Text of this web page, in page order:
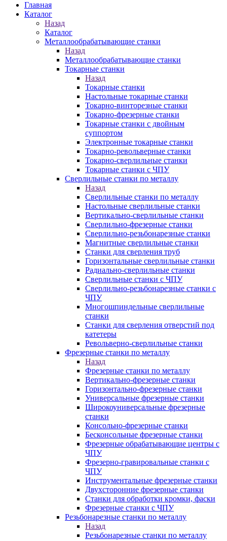
Главная
Каталог
Назад
Каталог
Металлообрабатывающие станки
Назад
Металлообрабатывающие станки
Токарные станки
Назад
Токарные станки
Настольные токарные станки
Токарно-винторезные станки
Токарно-фрезерные станки
Токарные станки с двойным
суппортом
Электронные токарные станки
Токарно-револьверные станки
Токарно-сверлильные станки
Токарные станки с ЧПУ
Сверлильные станки по металлу
Назад
Сверлильные станки по металлу
Настольные сверлильные станки
Вертикально-сверлильные станки
Сверлильно-фрезерные станки
Сверлильно-резьбонарезные станки
Магнитные сверлильные станки
Станки для сверления труб
Горизонтальные сверлильные станки
Радиально-сверлильные станки
Сверлильные станки с ЧПУ
Сверлильно-резьбонарезные станки с
ЧПУ
Многошпиндельные сверлильные
станки
Станки для сверления отверстий под
катетеры
Револьверно-сверлильные станки
Фрезерные станки по металлу
Назад
Фрезерные станки по металлу
Вертикально-фрезерные станки
Горизонтально-фрезерные станки
Универсальные фрезерные станки
Широкоуниверсальные фрезерные
станки
Консольно-фрезерные станки
Бесконсольные фрезерные станки
Фрезерные обрабатывающие центры с
ЧПУ
Фрезерно-гравировальные станки с
ЧПУ
Инструментальные фрезерные станки
Двухсторонние фрезерные станки
Станки для обработки кромки, фаски
Фрезерные станки с ЧПУ
Резьбонарезные станки по металлу
Назад
Резьбонарезные станки по металлу